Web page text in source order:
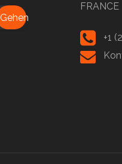
Gehen
FRANCE
+1